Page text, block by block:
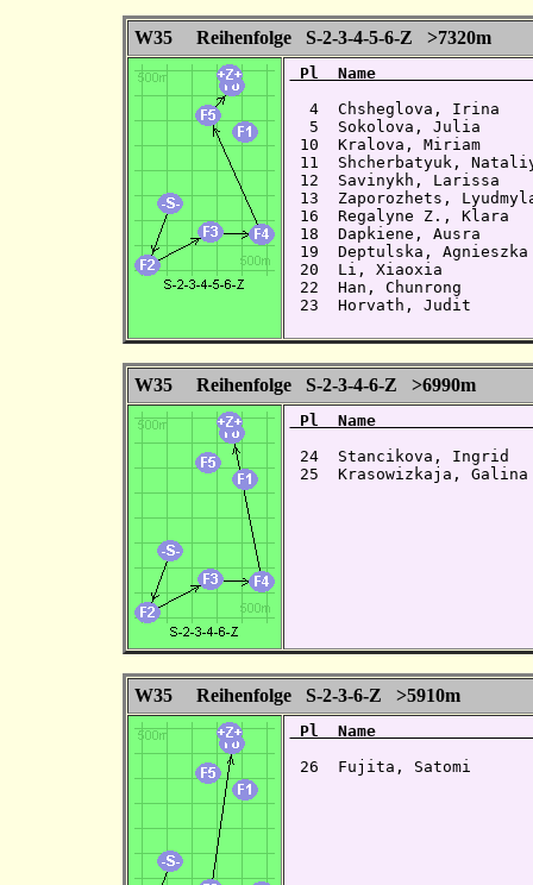
W35 Reihenfolge S-2-3-4-5-6-Z >7320m
Pl  Name
4  Chsheglova, Irina
5  Sokolova, Julia
10  Kralova, Miriam
11  Shcherbatyuk,
12  Savinykh, Larissa
13  Zaporozhets,
16  Regalyne Z., Klara
18  Dapkiene, Ausra
19  Deptulska,
20  Li, Xiaoxia
22  Han, Chunrong
23  Horvath, Judit
W35 Reihenfolge S-2-3-4-6-Z >6990m
Pl  Name
24  Stancikova, Ingrid
25  Krasowizkaja,
W35 Reihenfolge S-2-3-6-Z >5910m
Pl  Name
26  Fujita, Satomi